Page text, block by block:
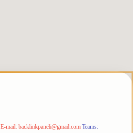
E-mail: backlinkpaneli@gmail.com Teams: